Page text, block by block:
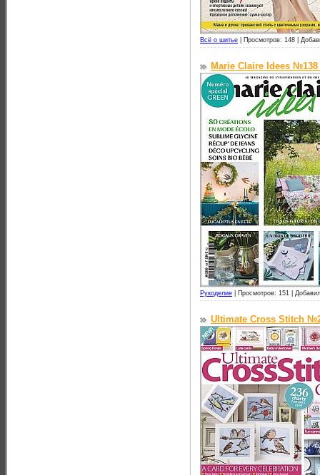
Всё о шитье Просмотров: 148 |
Marie Claire Idees №138
Рукоделие Просмотров: 151 |
Ultimate Cross Stitch